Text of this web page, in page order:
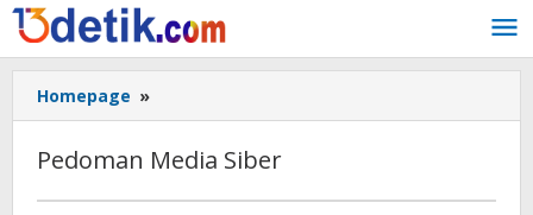
Lewati
ke
konten
Homepage »
Media
Siber
Pedoman Media Siber